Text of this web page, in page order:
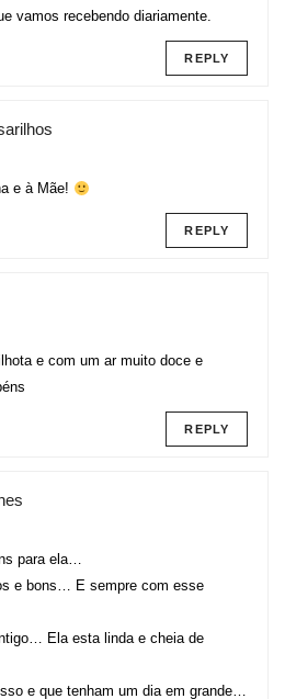
vamos recebendo diariamente.
REPLY
e à Mãe!
REPLY
e com um ar muito doce e
REPLY
para ela…
e bons… E sempre com esse
Ela esta linda e cheia de
e que tenham um dia em grande…